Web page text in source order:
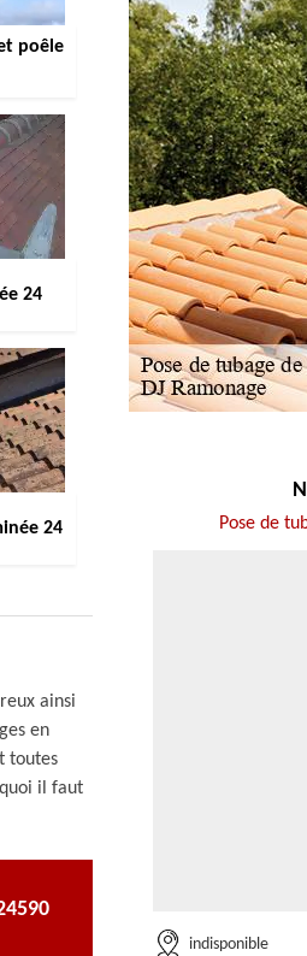
poêle
24
24
ainsi
en
toutes
il faut
Pose de
indisponible